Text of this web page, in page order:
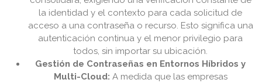
la identidad y el contexto para cada solicitud de
acceso a una contraseña o recurso. Esto significa una
autenticación continua y el menor privilegio para
todos, sin importar su ubicación.
Gestión de Contraseñas en Entornos Híbridos y
Multi-Cloud: A medida que las empresas